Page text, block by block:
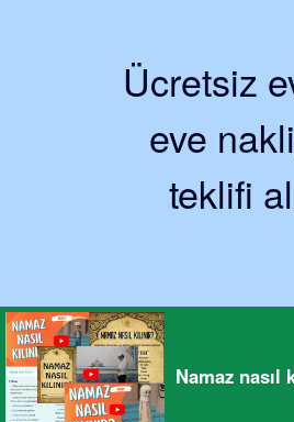
Ücretsiz
eve
teklifi
Namaz nasıl